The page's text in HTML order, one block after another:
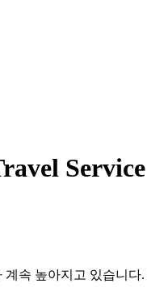
속 높아지고 있습니